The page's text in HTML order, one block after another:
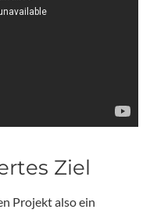
Ziel
Projekt also ein